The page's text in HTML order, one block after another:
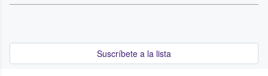
Suscríbete a la lista